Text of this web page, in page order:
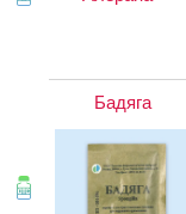
Бадяга